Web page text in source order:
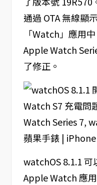
通過 OTA 無線顯
「Watch」應用
Apple Watch
了修正。
watchOS 8.1.1
Apple Watch 應